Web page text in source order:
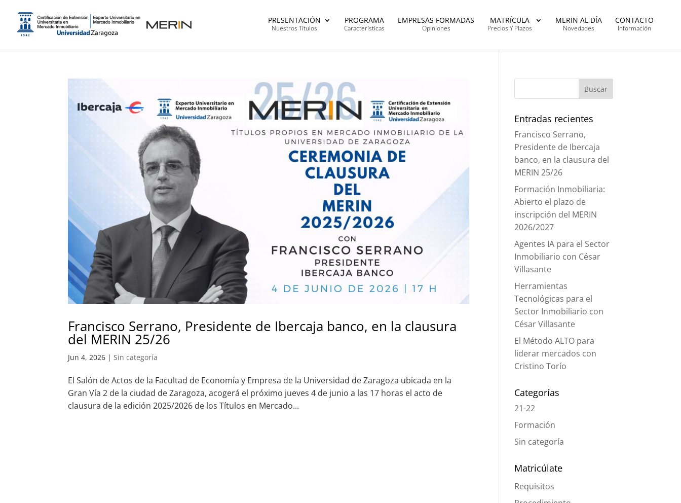
PRESENTACIÓN
Nuestros Títulos
PROGRAMA
Características
EMPRESAS FORMADAS
Opiniones
MATRÍCULA
Precios Y Plazos
MERIN AL DÍA
Novedades
CONTACTO
Información
Francisco Serrano, Presidente de Ibercaja banco, en la clausura
del MERIN 25/26
Jun 4, 2026 |Sin categoría
El Salón de Actos de la Facultad de Economía y Empresa de la Universidad de Zaragoza ubicada en la
Gran Vía 2 de la ciudad de Zaragoza, acogerá el próximo jueves 4 de junio a las 17 horas el acto de
clausura de la edición 2025/2026 de los Títulos en Mercado...
Entradas recientes
Francisco Serrano,
Presidente de Ibercaja
banco, en la clausura del
MERIN 25/26
Formación Inmobiliaria:
Abierto el plazo de
inscripción del MERIN
2026/2027
Agentes IA para el Sector
Inmobiliario con César
Villasante
Herramientas
Tecnológicas para el
Sector Inmobiliario con
César Villasante
El Método ALTO para
liderar mercados con
Cristino Torío
Categorías
21-22
Formación
Sin categoría
Matricúlate
Requisitos